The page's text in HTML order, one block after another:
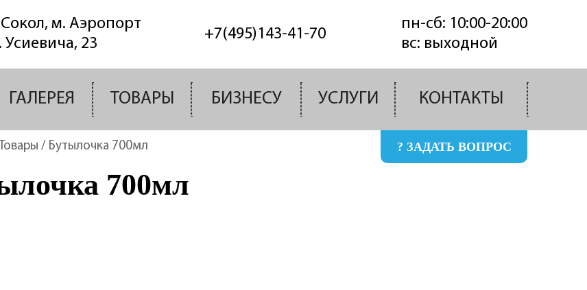
м. Аэропорт
Усиевича, 23
+7(495)143-41-70
пн-сб: 10:00-20:00
вс: выходной
ГАЛЕРЕЯ ТОВАРЫ БИЗНЕСУ УСЛУГИ КОНТАКТЫ
Товары / Бутылочка 700мл ? ЗАДАТЬ ВОПРОС
700мл